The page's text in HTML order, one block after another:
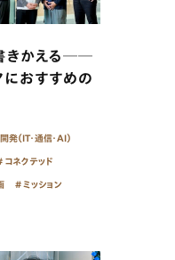
きかえる──
におすすめの
発（IT・通信・AI）
コネクテッド
ミッション